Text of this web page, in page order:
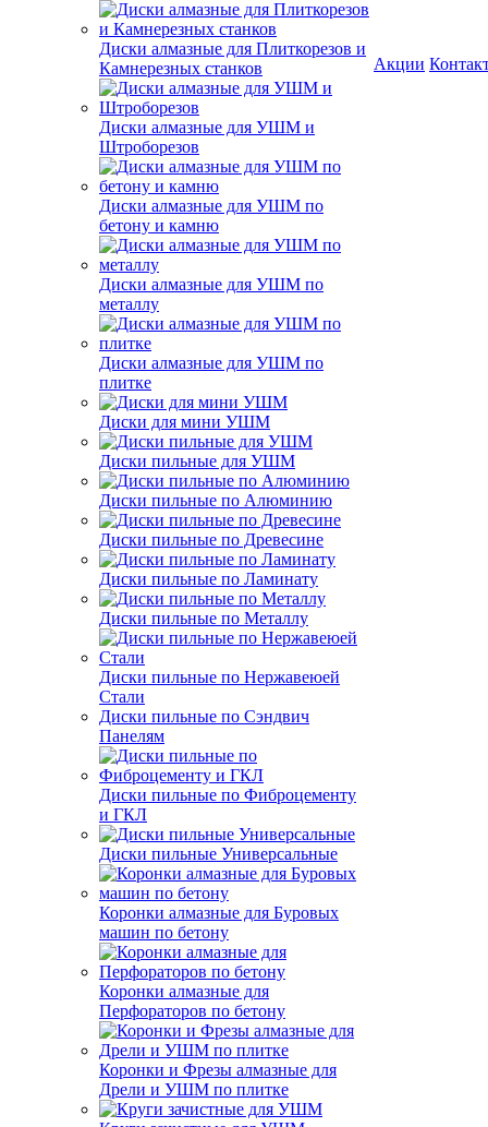
Диски алмазные для Плиткорезов и
Камнерезных станков
Диски алмазные для УШМ и
Штроборезов
Диски алмазные для УШМ по
бетону и камню
Диски алмазные для УШМ по
металлу
Диски алмазные для УШМ по
плитке
Диски для мини УШМ
Диски пильные для УШМ
Диски пильные по Алюминию
Диски пильные по Древесине
Диски пильные по Ламинату
Диски пильные по Металлу
Диски пильные по Нержавеюей
Стали
Диски пильные по Сэндвич
Панелям
Диски пильные по Фиброцементу
и ГКЛ
Диски пильные Универсальные
Коронки алмазные для Буровых
машин по бетону
Коронки алмазные для
Перфораторов по бетону
Коронки и Фрезы алмазные для
Дрели и УШМ по плитке
Акции